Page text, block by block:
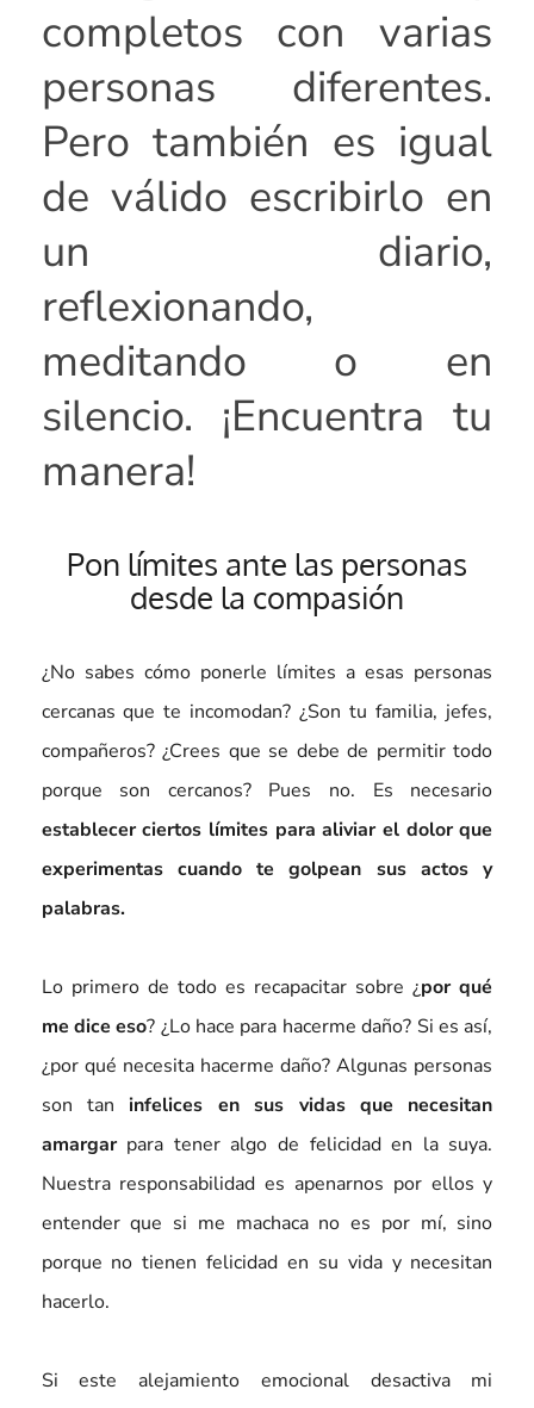
completos con varias
personas diferentes.
Pero también es igual
de válido escribirlo en
un diario,
reflexionando,
meditando o en
silencio. ¡Encuentra tu
manera!
Pon límites ante las personas
desde la compasión
¿No sabes cómo ponerle límites a esas personas
cercanas que te incomodan? ¿Son tu familia, jefes,
compañeros? ¿Crees que se debe de permitir todo
porque son cercanos? Pues no. Es necesario
establecer ciertos límites para aliviar el dolor que
experimentas cuando te golpean sus actos y
palabras.
Lo primero de todo es recapacitar sobre ¿por qué
me dice eso? ¿Lo hace para hacerme daño? Si es así,
¿por qué necesita hacerme daño? Algunas personas
son tan infelices en sus vidas que necesitan
amargarpara tener algo de felicidad en la suya.
Nuestra responsabilidad es apenarnos por ellos y
entender que si me machaca no es por mí, sino
porque no tienen felicidad en su vida y necesitan
hacerlo.
Si este alejamiento emocional desactiva mi